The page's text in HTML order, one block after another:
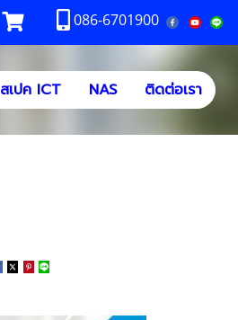
086-6701900
สเปค ICT NAS ติดต่อเรา